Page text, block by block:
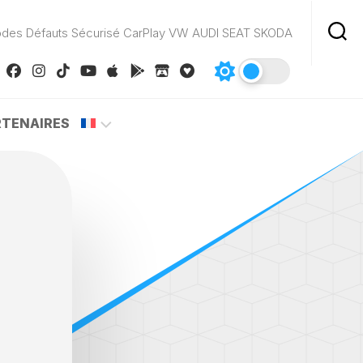
Défauts Sécurisé CarPlay VW AUDI SEAT SKODA